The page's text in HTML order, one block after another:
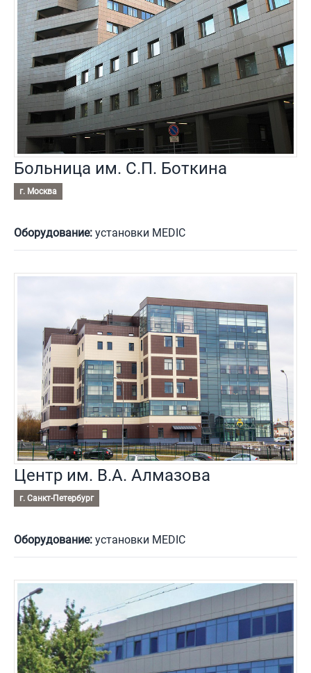
Больница им. С.П. Боткина
г. Москва
Оборудование: установки MEDIC
Центр им. В.А. Алмазова
г. Санкт-Петербург
Оборудование: установки MEDIC